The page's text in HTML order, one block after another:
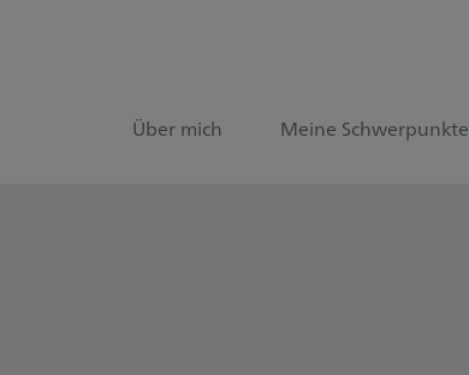
Über mich Meine Schwerpunkte